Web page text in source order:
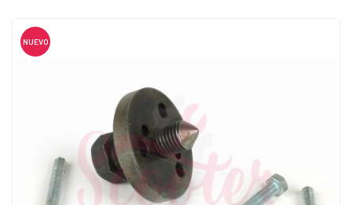
NUEVO